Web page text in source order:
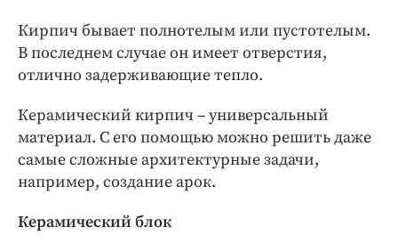
Кирпич бывает полнотелым или пустотелым.
В последнем случае он имеет отверстия,
отлично задерживающие тепло.
Керамический кирпич – универсальный
материал. С его помощью можно решить даже
самые сложные архитектурные задачи,
например, создание арок.
Керамический блок